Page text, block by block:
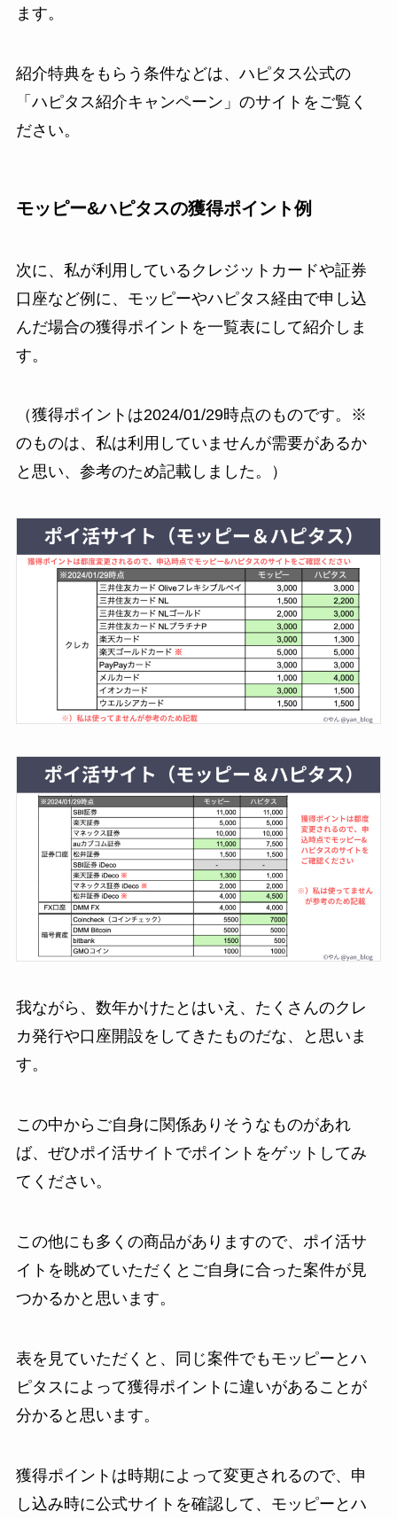
ます。
紹介特典をもらう条件などは、ハピタス公式の
「ハピタス紹介キャンペーン」のサイトをご覧く
ださい。
モッピー&ハピタスの獲得ポイント例
次に、私が利用しているクレジットカードや証券
口座など例に、モッピーやハピタス経由で申し込
んだ場合の獲得ポイントを一覧表にして紹介しま
す。
（獲得ポイントは2024/01/29時点のものです。※
のものは、私は利用していませんが需要があるか
と思い、参考のため記載しました。）
我ながら、数年かけたとはいえ、たくさんのクレ
カ発行や口座開設をしてきたものだな、と思いま
す。
この中からご自身に関係ありそうなものがあれ
ば、ぜひポイ活サイトでポイントをゲットしてみ
てください。
この他にも多くの商品がありますので、ポイ活サ
イトを眺めていただくとご自身に合った案件が見
つかるかと思います。
表を見ていただくと、同じ案件でもモッピーとハ
ピタスによって獲得ポイントに違いがあることが
分かると思います。
獲得ポイントは時期によって変更されるので、申
し込み時に公式サイトを確認して、モッピーとハ